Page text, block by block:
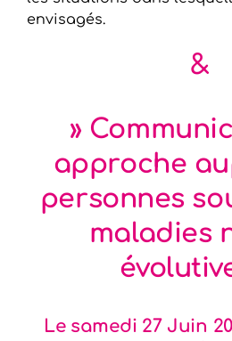
envisagés.
&
»
approche
personnes
maladies
Le samedi 27 Juin